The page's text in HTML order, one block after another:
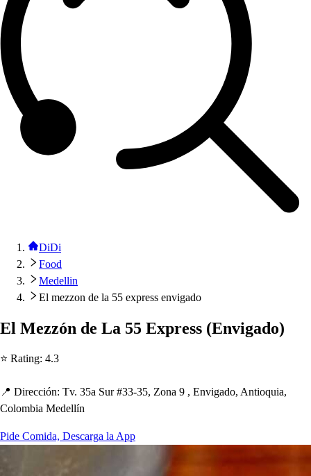
DiDi
Food
Medellin
El mezzon de la 55 express envigado
El Mezzón de La 55 Express (Envigado)
⭐ Rating: 4.3
📍 Dirección: Tv. 35a Sur #33-35, Zona 9 , Envigado, Antioquia,
Colombia Medellín
Pide Comida, Descarga la App